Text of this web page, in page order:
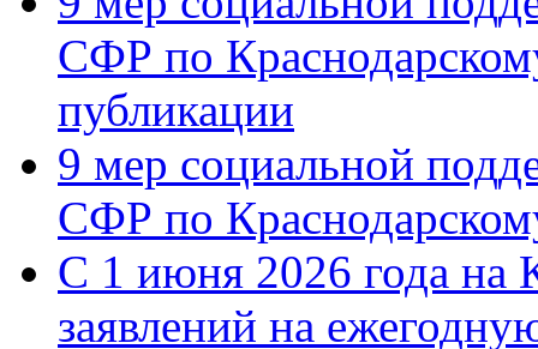
СФР по
публикации
9 мер социальной
СФР по
С 1 июня 2026 года на
заявлений на